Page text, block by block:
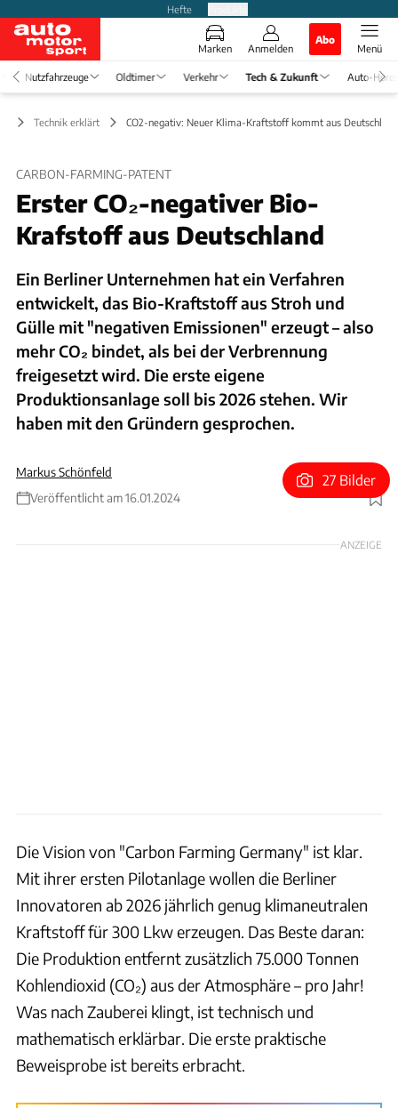
Hefte
Marken Anmelden
Abo
Menü
Nutzfahrzeuge Oldtimer Verkehr Tech & Zukunft Auto-
Technik erklärt CO2-negativ: Neuer Klima-Kraftstoff kommt aus Deutschland
CARBON-FARMING-PATENT
Erster CO₂-negativer Bio-
Krafstoff aus Deutschland
Ein Berliner Unternehmen hat ein Verfahren
entwickelt, das Bio-Kraftstoff aus Stroh und
Gülle mit "negativen Emissionen" erzeugt – also
mehr CO₂ bindet, als bei der Verbrennung
freigesetzt wird. Die erste eigene
Produktionsanlage soll bis 2026 stehen. Wir
haben mit den Gründern gesprochen.
Markus Schönfeld
Veröffentlicht am 16.01.2024
Foto: Carbon Farming / Schönfeld
27 Bilder
ANZEIGE
Die Vision von "Carbon Farming Germany" ist klar.
Mit ihrer ersten Pilotanlage wollen die Berliner
Innovatoren ab 2026 jährlich genug klimaneutralen
Kraftstoff für 300 Lkw erzeugen. Das Beste daran:
Die Produktion entfernt zusätzlich 75.000 Tonnen
Kohlendioxid (CO₂) aus der Atmosphäre – pro Jahr!
Was nach Zauberei klingt, ist technisch und
mathematisch erklärbar. Die erste praktische
Beweisprobe ist bereits erbracht.